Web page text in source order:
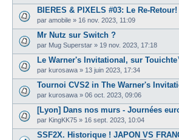
BIERES & PIXELS #03: Le Re-
par amobile » 16 nov. 2023, 11:09
Mr Nutz sur Switch ?
par Mug Superstar » 19 nov. 2023, 17:18
Le Warner's Invitational, sur
par kurosawa » 13 juin 2023, 17:34
Tournoi CVS2 in The Warner's
par kurosawa » 06 oct. 2023, 09:06
[Lyon] Dans nos murs - Journées
par KingKK75 » 16 sept. 2023, 10:04
SSF2X. Historique ! JAPON VS